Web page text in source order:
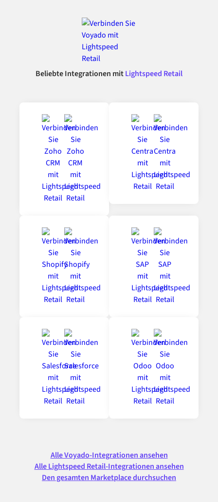
Beliebte Integrationen mitLightspeed Retail
Alle Voyado-Integrationen ansehen
Alle Lightspeed Retail-Integrationen ansehen
Den gesamten Marketplace durchsuchen